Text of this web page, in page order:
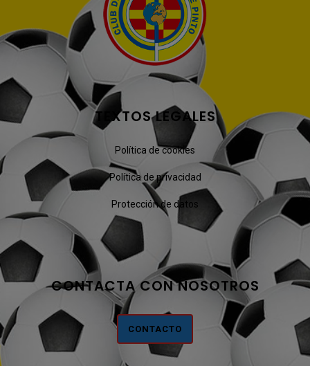
TEXTOS LEGALES
Política de cookies
Política de privacidad
Protección de datos
CONTACTA CON NOSOTROS
CONTACTO